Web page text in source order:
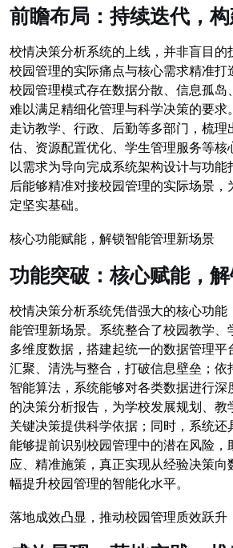
前瞻布局：持续迭代，
校情决策分析系统的上线，并非盲目的
校园管理的实际痛点与核心需求精准打
校园管理模式存在数据分散、信息孤岛
难以满足精细化管理与科学决策的要求
走访教学、行政、后勤等多部门，梳理
估、资源配置优化、学生管理服务等核
以需求为导向完成系统架构设计与功能
后能够精准对接校园管理的实际场景，
定坚实基础。
核心功能赋能，解锁智能管理新场景
功能突破：核心赋能，
校情决策分析系统凭借强大的核心功能
能管理新场景。系统整合了校园教学、
多维度数据，搭建起统一的数据管理平
汇聚、清洗与整合，打破信息壁垒；依
智能算法，系统能够对各类数据进行深
的决策分析报告，为学校发展规划、教
关键决策提供科学依据；同时，系统还
能够提前识别校园管理中的潜在风险，
应、精准施策，真正实现从经验决策向
幅提升校园管理的智能化水平。
落地成效凸显，推动校园管理质效跃升